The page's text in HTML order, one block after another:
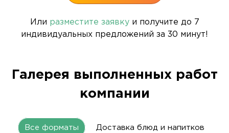
Или разместите заявкуи получите до 7
индивидуальных предложений за 30 минут!
Галерея выполненных работ
компании
Все форматы Доставка блюд и напитков